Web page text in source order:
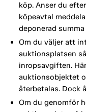
köp. Anser du
köpeavtal
deponerad
Om du väljer att
auktionsplatsen
inropsavgiften.
auktionsobjektet
återbetalas. Dock
Om du genomför